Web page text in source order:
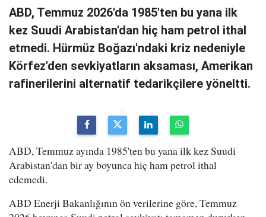
ABD, Temmuz 2026'da 1985'ten bu yana ilk
kez Suudi Arabistan'dan hiç ham petrol ithal
etmedi. Hürmüz Boğazı'ndaki kriz nedeniyle
Körfez'den sevkiyatların aksaması, Amerikan
rafinerilerini alternatif tedarikçilere yöneltti.
ABD, Temmuz ayında 1985'ten bu yana ilk kez Suudi
Arabistan'dan bir ay boyunca hiç ham petrol ithal
edemedi.
ABD Enerji Bakanlığının ön verilerine göre, Temmuz